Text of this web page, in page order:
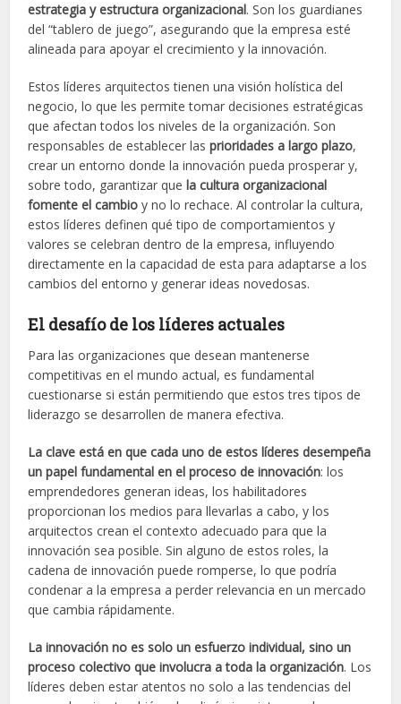
estrategia y estructura organizacional. Son los guardianes
del “tablero de juego”, asegurando que la empresa esté
alineada para apoyar el crecimiento y la innovación.
Estos líderes arquitectos tienen una visión holística del
negocio, lo que les permite tomar decisiones estratégicas
que afectan todos los niveles de la organización. Son
responsables de establecer lasprioridades a largo plazo,
crear un entorno donde la innovación pueda prosperar y,
sobre todo, garantizar quela cultura organizacional
fomente el cambioy no lo rechace. Al controlar la cultura,
estos líderes definen qué tipo de comportamientos y
valores se celebran dentro de la empresa, influyendo
directamente en la capacidad de esta para adaptarse a los
cambios del entorno y generar ideas novedosas.
El desafío de los líderes actuales
Para las organizaciones que desean mantenerse
competitivas en el mundo actual, es fundamental
cuestionarse si están permitiendo que estos tres tipos de
liderazgo se desarrollen de manera efectiva.
La clave está en que cada uno de estos líderes desempeña
un papel fundamental en el proceso de innovación: los
emprendedores generan ideas, los habilitadores
proporcionan los medios para llevarlas a cabo, y los
arquitectos crean el contexto adecuado para que la
innovación sea posible. Sin alguno de estos roles, la
cadena de innovación puede romperse, lo que podría
condenar a la empresa a perder relevancia en un mercado
que cambia rápidamente.
La innovación no es solo un esfuerzo individual, sino un
proceso colectivo que involucra a toda la organización. Los
líderes deben estar atentos no solo a las tendencias del